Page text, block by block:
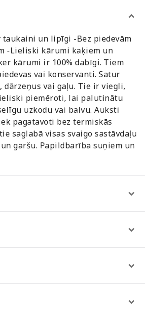
taukaini un lipīgi -Bez piedevām
-Lieliski kārumi kaķiem un
kārumi ir 100% dabīgi. Tiem
vai konservanti. Satur
vai gaļu. Tie ir viegli,
piemēroti, lai palutinātu
uzkodu vai balvu. Auksti
pagatavoti bez termiskās
saglabā visas svaigo sastāvdaļu
garšu. Papildbarība suņiem un